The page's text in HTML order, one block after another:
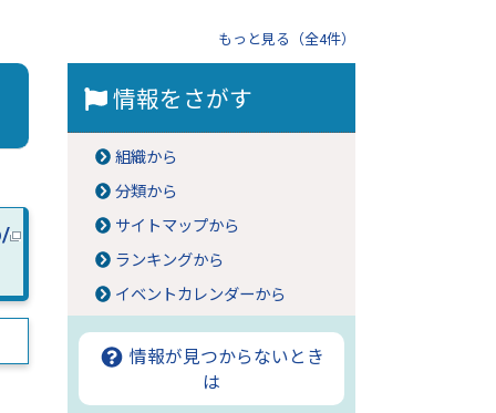
もっと見る（全4件）
情報をさがす
組織から
分類から
サイトマップから
ランキングから
イベントカレンダーから
情報が見つからないとき
は